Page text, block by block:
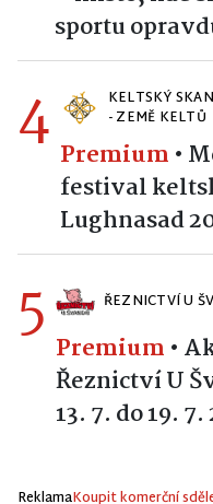
Premium•
– místo, kde
sportu
KELTSKÝ
- ZEMĚ KELTŮ
Premium•
festival
Lughnasad
ŘEZNICTVÍ U
Premium•